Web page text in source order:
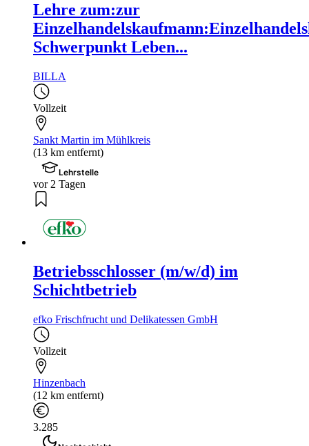
Lehre zum:zur
Schwerpunkt Leben...
BILLA
Vollzeit
Sankt Martin im Mühlkreis
(13 km entfernt)
Lehrstelle
vor 2 Tagen
Betriebsschlosser (m/w/d) im
Schichtbetrieb
efko Frischfrucht und Delikatessen GmbH
Vollzeit
Hinzenbach
(12 km entfernt)
3.285